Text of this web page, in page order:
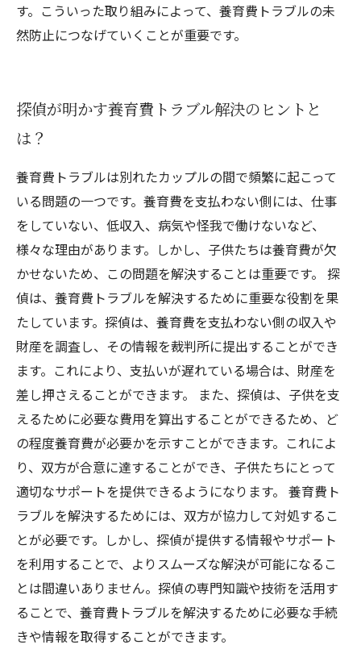
す。こういった取り組みによって、養育費トラブルの未
然防止につなげていくことが重要です。
探偵が明かす養育費トラブル解決のヒントと
は？
養育費トラブルは別れたカップルの間で頻繁に起こって
いる問題の一つです。養育費を支払わない側には、仕事
をしていない、低収入、病気や怪我で働けないなど、
様々な理由があります。しかし、子供たちは養育費が欠
かせないため、この問題を解決することは重要です。 探
偵は、養育費トラブルを解決するために重要な役割を果
たしています。探偵は、養育費を支払わない側の収入や
財産を調査し、その情報を裁判所に提出することができ
ます。これにより、支払いが遅れている場合は、財産を
差し押さえることができます。 また、探偵は、子供を支
えるために必要な費用を算出することができるため、ど
の程度養育費が必要かを示すことができます。これによ
り、双方が合意に達することができ、子供たちにとって
適切なサポートを提供できるようになります。 養育費ト
ラブルを解決するためには、双方が協力して対処するこ
とが必要です。しかし、探偵が提供する情報やサポート
を利用することで、よりスムーズな解決が可能になるこ
とは間違いありません。探偵の専門知識や技術を活用す
ることで、養育費トラブルを解決するために必要な手続
きや情報を取得することができます。